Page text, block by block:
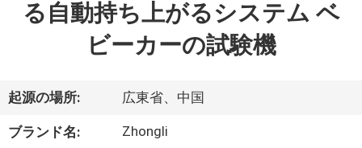
ダ
ク
Reserved.る自動持ち上がるシステム ベ
ビーカーの試験機
起源の場所: 広東省、中国
ブランド名: Zhongli